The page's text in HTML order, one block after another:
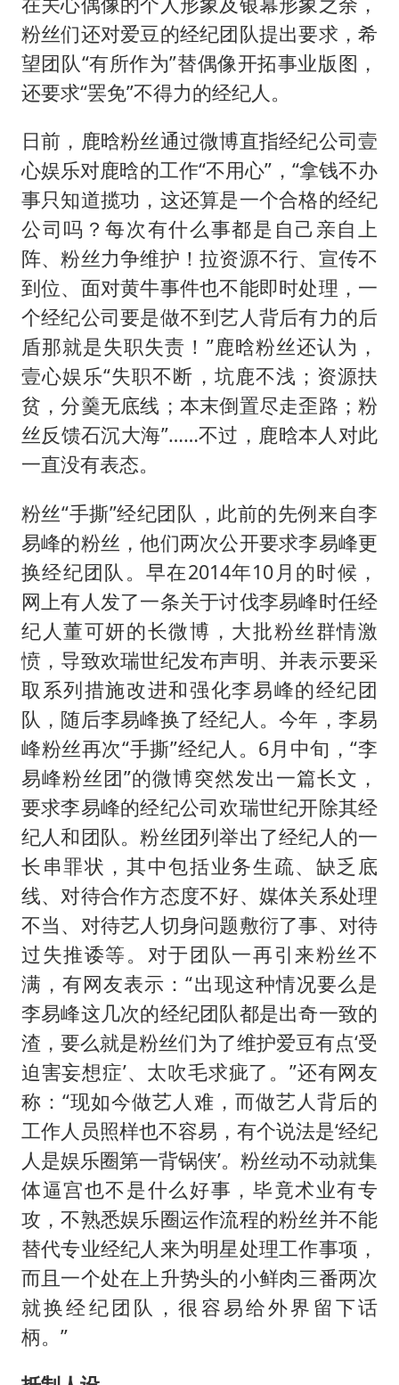
粉丝们还对爱豆的经纪团队提出要求，希
望团队“有所作为”替偶像开拓事业版图，
还要求“罢免”不得力的经纪人。
日前，鹿晗粉丝通过微博直指经纪公司壹
心娱乐对鹿晗的工作“不用心”，“拿钱不办
事只知道揽功，这还算是一个合格的经纪
公司吗？每次有什么事都是自己亲自上
阵、粉丝力争维护！拉资源不行、宣传不
到位、面对黄牛事件也不能即时处理，一
个经纪公司要是做不到艺人背后有力的后
盾那就是失职失责！”鹿晗粉丝还认为，
壹心娱乐“失职不断，坑鹿不浅；资源扶
贫，分羹无底线；本末倒置尽走歪路；粉
丝反馈石沉大海”……不过，鹿晗本人对此
一直没有表态。
粉丝“手撕”经纪团队，此前的先例来自李
易峰的粉丝，他们两次公开要求李易峰更
换经纪团队。早在2014年10月的时候，
网上有人发了一条关于讨伐李易峰时任经
纪人董可妍的长微博，大批粉丝群情激
愤，导致欢瑞世纪发布声明、并表示要采
取系列措施改进和强化李易峰的经纪团
队，随后李易峰换了经纪人。今年，李易
峰粉丝再次“手撕”经纪人。6月中旬，“李
易峰粉丝团”的微博突然发出一篇长文，
要求李易峰的经纪公司欢瑞世纪开除其经
纪人和团队。粉丝团列举出了经纪人的一
长串罪状，其中包括业务生疏、缺乏底
线、对待合作方态度不好、媒体关系处理
不当、对待艺人切身问题敷衍了事、对待
过失推诿等。对于团队一再引来粉丝不
满，有网友表示：“出现这种情况要么是
李易峰这几次的经纪团队都是出奇一致的
渣，要么就是粉丝们为了维护爱豆有点‘受
迫害妄想症’、太吹毛求疵了。”还有网友
称：“现如今做艺人难，而做艺人背后的
工作人员照样也不容易，有个说法是‘经纪
人是娱乐圈第一背锅侠’。粉丝动不动就集
体逼宫也不是什么好事，毕竟术业有专
攻，不熟悉娱乐圈运作流程的粉丝并不能
替代专业经纪人来为明星处理工作事项，
而且一个处在上升势头的小鲜肉三番两次
就换经纪团队，很容易给外界留下话
柄。”